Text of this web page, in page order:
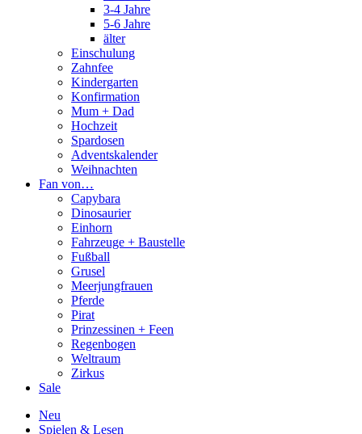
3-4 Jahre
5-6 Jahre
älter
Einschulung
Zahnfee
Kindergarten
Konfirmation
Mum + Dad
Hochzeit
Spardosen
Adventskalender
Weihnachten
Fan von…
Capybara
Dinosaurier
Einhorn
Fahrzeuge + Baustelle
Fußball
Grusel
Meerjungfrauen
Pferde
Pirat
Prinzessinen + Feen
Regenbogen
Weltraum
Zirkus
Sale
Neu
Spielen & Lesen